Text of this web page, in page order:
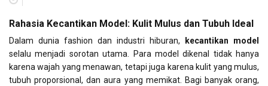
Rahasia Kecantikan Model: Kulit Mulus dan Tubuh Ideal
Dalam dunia fashion dan industri hiburan,
kecantikan model
selalu menjadi sorotan utama. Para model dikenal tidak hanya
karena wajah yang menawan, tetapi juga karena kulit yang mulus,
tubuh proporsional, dan aura yang memikat. Bagi banyak orang,